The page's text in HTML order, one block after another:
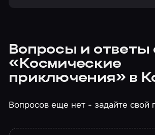
Вопросы и ответы
«Космические
приключения» в
Вопросов еще нет - задайте свой